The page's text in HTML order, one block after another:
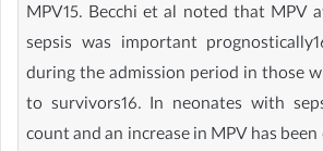
MPV15. Becchi et al noted that MPV
sepsis was important
during the admission period in those
to survivors16. In neonates with
count and an increase in MPV has